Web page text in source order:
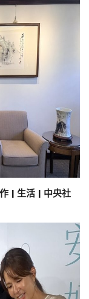
| 生活 | 中央社